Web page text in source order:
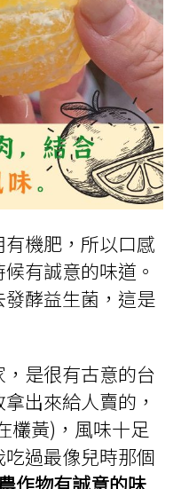
機肥，所以口感
有誠意的味道。
酵益生菌，這是
是很有古意的台
出來給人賣的，
欉黃)， 風味十足
吃過最像兒時那個